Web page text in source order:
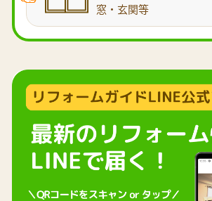
窓・玄関等